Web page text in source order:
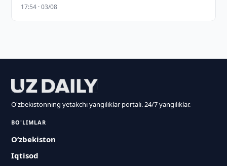
17:54 · 03/08
O'zbekistonning yetakchi yangiliklar portali. 24/7 yangiliklar.
BO'LIMLAR
O‘zbekiston
Iqtisod